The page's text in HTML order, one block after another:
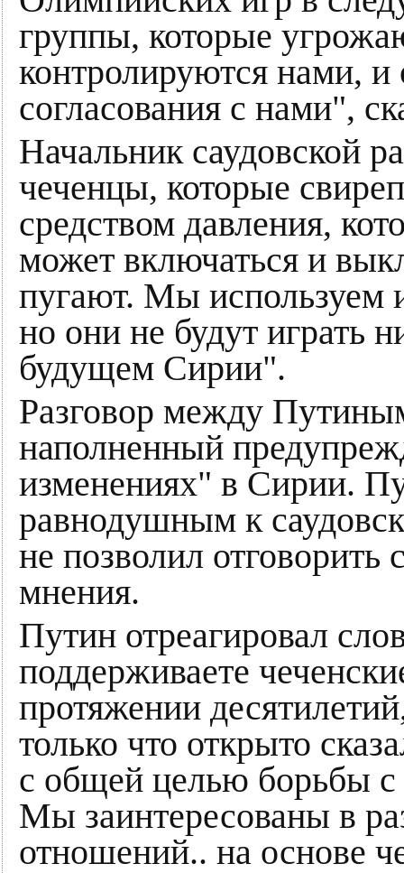
группы, которые
контролируются нами, и
согласования с нами",
Начальник саудовской
чеченцы, которые
средством давления,
может включаться и
пугают. Мы используем
но они не будут играть
будущем Сирии".
Разговор между
наполненный
изменениях" в Сирии.
равнодушным к
не позволил отговорить
мнения.
Путин отреагировал
поддерживаете
протяжении
только что открыто
с общей целью борьбы
Мы заинтересованы в
отношений.. на основе